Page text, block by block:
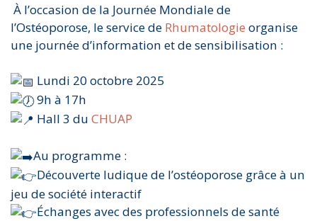
À l’occasion de la Journée Mondiale de
l’Ostéoporose, le service de Rhumatologie organise
une journée d’information et de sensibilisation :
Lundi 20 octobre 2025
9h à 17h
Hall 3 du CHUAP
Au programme :
Découverte ludique de l’ostéoporose grâce à un
jeu de société interactif
Échanges avec des professionnels de santé